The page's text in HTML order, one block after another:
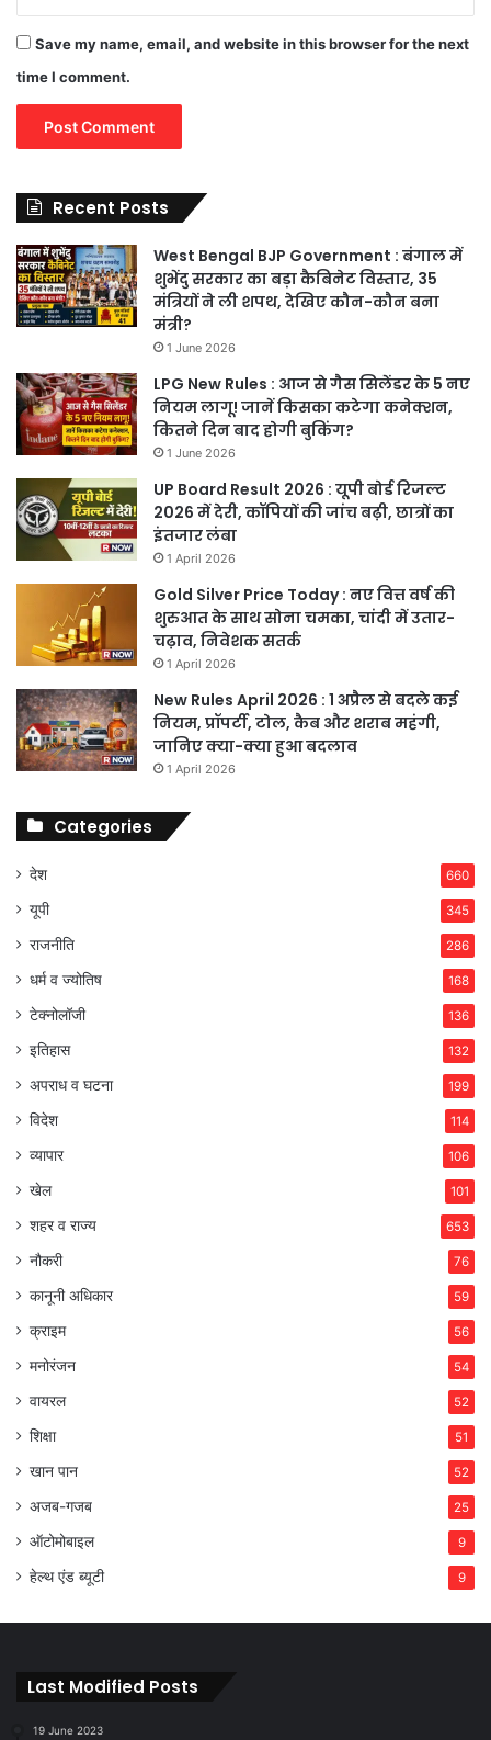
Save my name, email, and website in this browser for the next
time I comment.
Recent Posts
West Bengal BJP Government : बंगाल में
शुभेंदु सरकार का बड़ा कैबिनेट विस्तार, 35
मंत्रियों ने ली शपथ, देखिए कौन-कौन बना
मंत्री?
1 June 2026
LPG New Rules : आज से गैस सिलेंडर के 5 नए
नियम लागू! जानें किसका कटेगा कनेक्शन,
कितने दिन बाद होगी बुकिंग?
1 June 2026
UP Board Result 2026 : यूपी बोर्ड रिजल्ट
2026 में देरी, कॉपियों की जांच बढ़ी, छात्रों का
इंतजार लंबा
1 April 2026
Gold Silver Price Today : नए वित्त वर्ष की
शुरुआत के साथ सोना चमका, चांदी में उतार-
चढ़ाव, निवेशक सतर्क
1 April 2026
New Rules April 2026 : 1 अप्रैल से बदले कई
नियम, प्रॉपर्टी, टोल, कैब और शराब महंगी,
जानिए क्या-क्या हुआ बदलाव
1 April 2026
Categories
देश 660
यूपी 345
राजनीति 286
धर्म व ज्योतिष 168
टेक्नोलॉजी 136
इतिहास 132
अपराध व घटना 199
विदेश 114
व्यापार 106
खेल 101
शहर व राज्य 653
नौकरी 76
कानूनी अधिकार 59
क्राइम 56
मनोरंजन 54
वायरल 52
शिक्षा 51
खान पान 52
अजब-गजब 25
ऑटोमोबाइल 9
हेल्थ एंड ब्यूटी 9
Last Modified Posts
19 June 2023